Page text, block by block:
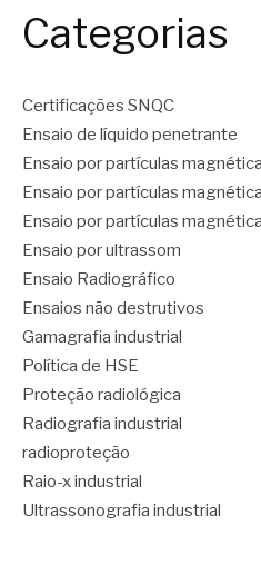
Categorias
Certificações SNQC
Ensaio de líquido penetrante
Ensaio por partículas
Ensaio por partículas
Ensaio por partículas
Ensaio por ultrassom
Ensaio Radiográfico
Ensaios não destrutivos
Gamagrafia industrial
Política de HSE
Proteção radiológica
Radiografia industrial
radioproteção
Raio-x industrial
Ultrassonografia industrial